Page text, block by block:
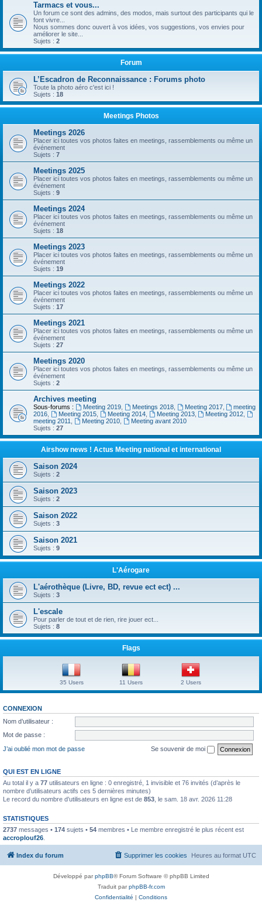
Tarmacs et vous...
Un forum ce sont des admins, des modos, mais surtout des participants qui le
font vivre...
Nous sommes donc ouvert à vos idées, vos suggestions, vos envies pour
améliorer le site...
Sujets : 2
Forum
L’Escadron de Reconnaissance : Forums photo
Toute la photo aéro c'est ici !
Sujets : 18
Meetings Photos
Meetings 2026
Placer ici toutes vos photos faites en meetings, rassemblements ou même un
événement
Sujets : 7
Meetings 2025
Placer ici toutes vos photos faites en meetings, rassemblements ou même un
événement
Sujets : 9
Meetings 2024
Placer ici toutes vos photos faites en meetings, rassemblements ou même un
événement
Sujets : 18
Meetings 2023
Placer ici toutes vos photos faites en meetings, rassemblements ou même un
événement
Sujets : 19
Meetings 2022
Placer ici toutes vos photos faites en meetings, rassemblements ou même un
événement
Sujets : 17
Meetings 2021
Placer ici toutes vos photos faites en meetings, rassemblements ou même un
événement
Sujets : 27
Meetings 2020
Placer ici toutes vos photos faites en meetings, rassemblements ou même un
événement
Sujets : 2
Archives meeting
Sous-forums : Meeting 2019, Meetings 2018, Meeting 2017,
meeting
2016
Meeting 2015, Meeting 2014, Meeting 2013, Meeting 2012
meeting 2011
Meeting 2010,
Meeting avant 2010
Sujets : 27
Airshow news ! Actus Meeting national et international
Saison 2024
Sujets : 2
Saison 2023
Sujets : 2
Saison 2022
Sujets : 3
Saison 2021
Sujets : 9
L'Aérogare
L'aérothèque (Livre, BD, revue ect ect) ...
Sujets : 3
L'escale
Pour parler de tout et de rien, rire jouer ect...
Sujets : 8
Flags
35 Users 11 Users 2 Users
CONNEXION
Nom d’utilisateur :
Mot de passe :
J’ai oublié mon mot de passe
Se souvenir de moi
QUI EST EN LIGNE
Au total il y a 77 utilisateurs en ligne : 0 enregistré, 1 invisible et 76 invités (d’après le
nombre d’utilisateurs actifs ces 5 dernières minutes)
Le record du nombre d’utilisateurs en ligne est de 853 , le sam. 18 avr. 2026 11:28
STATISTIQUES
2737 messages • 174 sujets • 54 membres • Le membre enregistré le plus récent est
accroplouf26
Index du forum Heures au format UTC
Supprimer les cookies
Développé parphpBB® Forum Software © phpBB Limited
Traduit parphpBB-fr.com
Confidentialité | Conditions